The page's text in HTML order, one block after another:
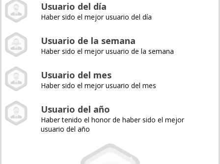
Usuario del día
Haber sido el mejor usuario del día
Usuario de la semana
Haber sido el mejor usuario de la semana
Usuario del mes
Haber sido el mejor usuario del mes
Usuario del año
Haber tenido el honor de haber sido el mejor
usuario del año